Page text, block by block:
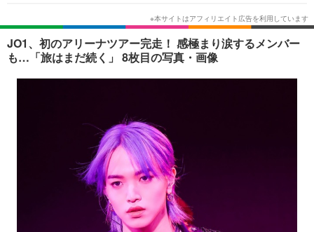
韓国・芸能
音楽 スポーツ
ライフTOP グルメ
ペット ショッピング
その他
リリース一覧
プッシュ通知の停止方法
JO1、初のアリーナツアー完走！ 感極まり涙するメンバー
も…「旅はまだ続く」 8枚目の写真・画像